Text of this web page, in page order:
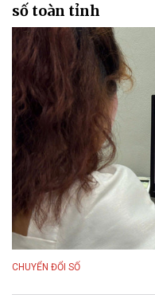
số toàn tỉnh
CHUYỂN ĐỔI SỐ